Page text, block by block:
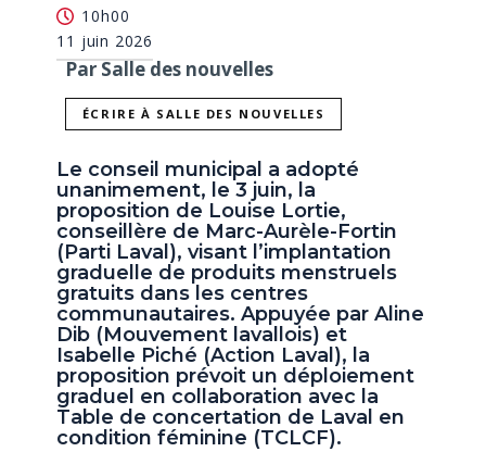
10h00
11 juin 2026
Par Salle des nouvelles
ÉCRIRE À SALLE DES NOUVELLES
Le conseil municipal a adopté
unanimement, le 3 juin, la
proposition de Louise Lortie,
conseillère de Marc-Aurèle-Fortin
(Parti Laval), visant l’implantation
graduelle de produits menstruels
gratuits dans les centres
communautaires. Appuyée par Aline
Dib (Mouvement lavallois) et
Isabelle Piché (Action Laval), la
proposition prévoit un déploiement
graduel en collaboration avec la
Table de concertation de Laval en
condition féminine (TCLCF).